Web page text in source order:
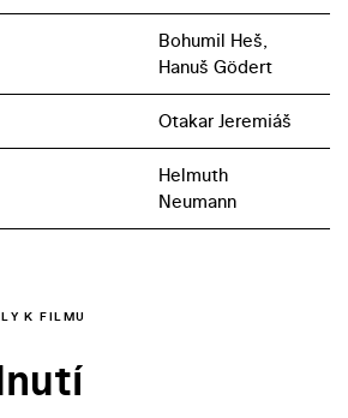
Bohumil Heš,
Hanuš Gödert
Otakar Jeremiáš
Helmuth
Neumann
K FILMU